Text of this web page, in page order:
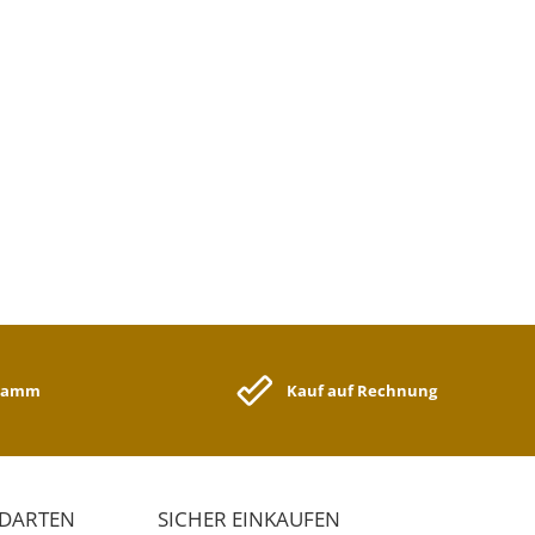
Kauf auf Rechnung
SICHER EINKAUFEN